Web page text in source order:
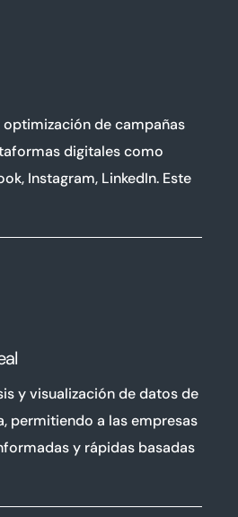
de campañas
digitales como
Instagram, LinkedIn. Este
y visualización de datos de
permitiendo a las empresas
y rápidas basadas